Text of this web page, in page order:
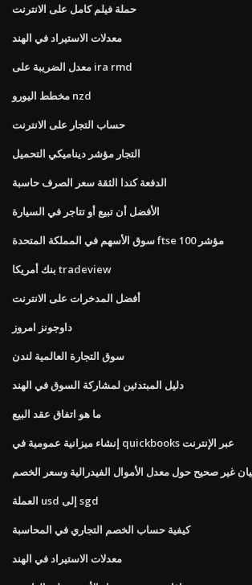
حملة فيلم كامل على الانترنت
معدلات الاستيراد في الهند
معدل الضريبة على ira rmd
مخطط اليورو nzd
حساب التجار على الانترنت
التجار مؤشر ديناميكي التحميل
الدفعة كندا الثقة سعر الصرف حاسبة
الأفضل أن تبيع أو تتاجر في السيارة
سوق الأسهم في المملكة المتحدة ftse 100 مؤشر
بنك أمريكا tradeview
أفضل المدخرات على الانترنت
داوجونز امروز
سوق التجارة العالمية لندن
دليل المبتدئين لمشاركة السوق في الهند
ما هو اتفاق عقد البيع
إنشاء ميزانية عمومية في quickbooks عبر الإنترنت
غير صحيح حول معدل الأموال الفيدرالية وسعر الخصم
العملة usd إلى sgd
كيفية حساب الخصم التجاري في المحاسبة
معدلات الاستيراد في الهند